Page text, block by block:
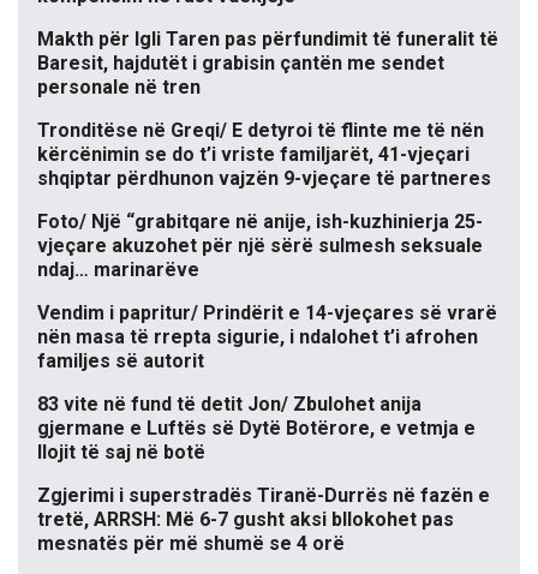
Makth për Igli Taren pas përfundimit të funeralit të
Baresit, hajdutët i grabisin çantën me sendet
personale në tren
Tronditëse në Greqi/ E detyroi të flinte me të nën
kërcënimin se do t’i vriste familjarët, 41-vjeçari
shqiptar përdhunon vajzën 9-vjeçare të partneres
Foto/ Një “grabitqare në anije, ish-kuzhinierja 25-
vjeçare akuzohet për një sërë sulmesh seksuale
ndaj… marinarëve
Vendim i papritur/ Prindërit e 14-vjeçares së vrarë
nën masa të rrepta sigurie, i ndalohet t’i afrohen
familjes së autorit
83 vite në fund të detit Jon/ Zbulohet anija
gjermane e Luftës së Dytë Botërore, e vetmja e
llojit të saj në botë
Zgjerimi i superstradës Tiranë-Durrës në fazën e
tretë, ARRSH: Më 6-7 gusht aksi bllokohet pas
mesnatës për më shumë se 4 orë